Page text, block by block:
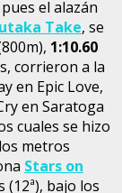
el alazán
Take, se
1:10.60
corrieron a la
en Epic Love,
en Saratoga
cuales se hizo
metros
Stars on
bajo los